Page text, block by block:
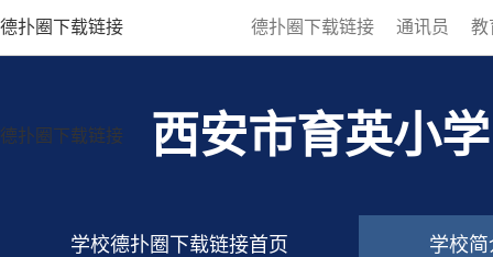
德扑圈下载链接 德扑圈下载链接 通讯员 教
德扑圈下载链接 西安市育英小学
学校德扑圈下载链接首页 学校简